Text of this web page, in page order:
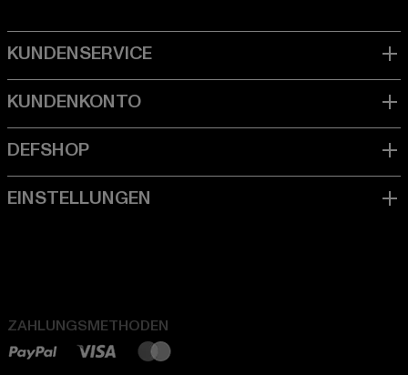
ZAHLUNGSMETHODEN